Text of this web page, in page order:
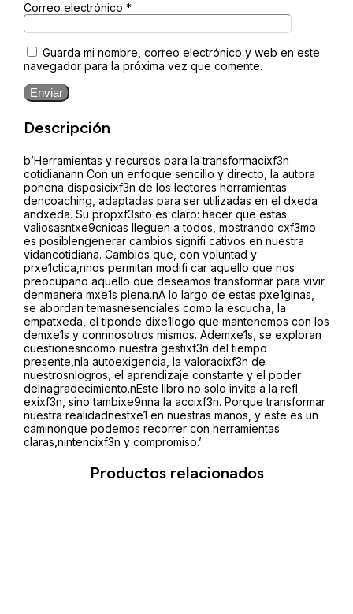
Correo electrónico *
Guarda mi nombre, correo electrónico y web en este
navegador para la próxima vez que comente.
Enviar
Descripción
b’Herramientas y recursos para la transformacixf3n
cotidianann Con un enfoque sencillo y directo, la autora
ponena disposicixf3n de los lectores herramientas
dencoaching, adaptadas para ser utilizadas en el dxeda
andxeda. Su propxf3sito es claro: hacer que estas
valiosasntxe9cnicas lleguen a todos, mostrando cxf3mo
es posiblengenerar cambios signifi cativos en nuestra
vidancotidiana. Cambios que, con voluntad y
prxe1ctica,nnos permitan modifi car aquello que nos
preocupano aquello que deseamos transformar para vivir
denmanera mxe1s plena.nA lo largo de estas pxe1ginas,
se abordan temasnesenciales como la escucha, la
empatxeda, el tiponde dixe1logo que mantenemos con los
demxe1s y connnosotros mismos. Ademxe1s, se exploran
cuestionesncomo nuestra gestixf3n del tiempo
presente,nla autoexigencia, la valoracixf3n de
nuestrosnlogros, el aprendizaje constante y el poder
delnagradecimiento.nEste libro no solo invita a la refl
exixf3n, sino tambixe9nna la accixf3n. Porque transformar
nuestra realidadnestxe1 en nuestras manos, y este es un
caminonque podemos recorrer con herramientas
claras,nintencixf3n y compromiso.’
Productos relacionados